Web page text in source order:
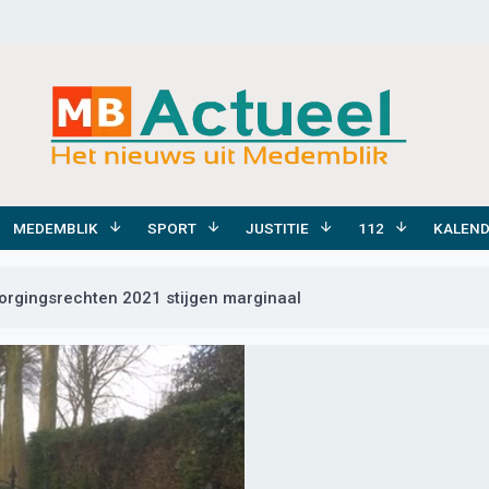
MEDEMBLIK SPORT JUSTITIE 112
2021 stijgen marginaal